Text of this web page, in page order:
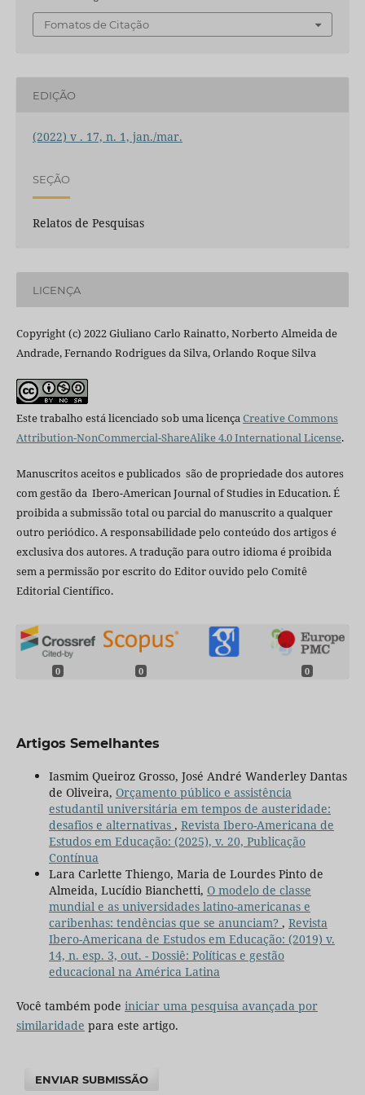
Fomatos de Citação
EDIÇÃO
(2022) v . 17, n. 1, jan./mar.
SEÇÃO
Relatos de Pesquisas
LICENÇA
Copyright (c) 2022 Giuliano Carlo Rainatto, Norberto Almeida de
Andrade, Fernando Rodrigues da Silva, Orlando Roque Silva
Este trabalho está licenciado sob uma licençaCreative Commons
Attribution-NonCommercial-ShareAlike 4.0 International License.
Manuscritos aceitos e publicados são de propriedade dos autores
com gestão da Ibero-American Journal of Studies in Education. É
proibida a submissão total ou parcial do manuscrito a qualquer
outro periódico. A responsabilidade pelo conteúdo dos artigos é
exclusiva dos autores. A tradução para outro idioma é proibida
sem a permissão por escrito do Editor ouvido pelo Comitê
Editorial Científico.
0 0 0
Artigos Semelhantes
Iasmim Queiroz Grosso, José André Wanderley Dantas
de Oliveira, Orçamento público e assistência
estudantil universitária em tempos de austeridade:
desafios e alternativas , Revista Ibero-Americana de
Estudos em Educação: (2025), v. 20, Publicação
Contínua
Lara Carlette Thiengo, Maria de Lourdes Pinto de
Almeida, Lucídio Bianchetti, O modelo de classe
mundial e as universidades latino-americanas e
caribenhas: tendências que se anunciam? , Revista
Ibero-Americana de Estudos em Educação: (2019) v.
14, n. esp. 3, out. - Dossiê: Políticas e gestão
educacional na América Latina
Você também pode iniciar uma pesquisa avançada por
similaridade para este artigo.
ENVIAR SUBMISSÃO